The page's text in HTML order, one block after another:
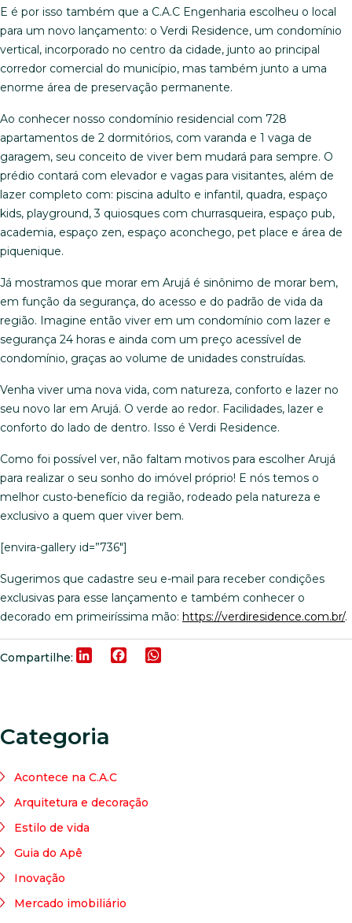
E é por isso também que a C.A.C Engenharia escolheu o local
para um novo lançamento: o Verdi Residence, um condomínio
vertical, incorporado no centro da cidade, junto ao principal
corredor comercial do município, mas também junto a uma
enorme área de preservação permanente.
Ao conhecer nosso condomínio residencial com 728
apartamentos de 2 dormitórios, com varanda e 1 vaga de
garagem, seu conceito de viver bem mudará para sempre. O
prédio contará com elevador e vagas para visitantes, além de
lazer completo com: piscina adulto e infantil, quadra, espaço
kids, playground, 3 quiosques com churrasqueira, espaço pub,
academia, espaço zen, espaço aconchego, pet place e área de
piquenique.
Já mostramos que morar em Arujá é sinônimo de morar bem,
em função da segurança, do acesso e do padrão de vida da
região. Imagine então viver em um condomínio com lazer e
segurança 24 horas e ainda com um preço acessível de
condomínio, graças ao volume de unidades construídas.
Venha viver uma nova vida, com natureza, conforto e lazer no
seu novo lar em Arujá. O verde ao redor. Facilidades, lazer e
conforto do lado de dentro. Isso é Verdi Residence.
Como foi possível ver, não faltam motivos para escolher Arujá
para realizar o seu sonho do imóvel próprio! E nós temos o
melhor custo-benefício da região, rodeado pela natureza e
exclusivo a quem quer viver bem.
[envira-gallery id=”736″]
Sugerimos que cadastre seu e-mail para receber condições
exclusivas para esse lançamento e também conhecer o
decorado em primeiríssima mão: https://verdiresidence.com.br/.
Compartilhe: LinkedInFacebook
Categoria
Acontece na C.A.C
Arquitetura e decoração
Estilo de vida
Guia do Apê
Inovação
Mercado imobiliário